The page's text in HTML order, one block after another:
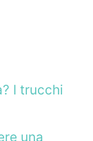
I trucchi
una